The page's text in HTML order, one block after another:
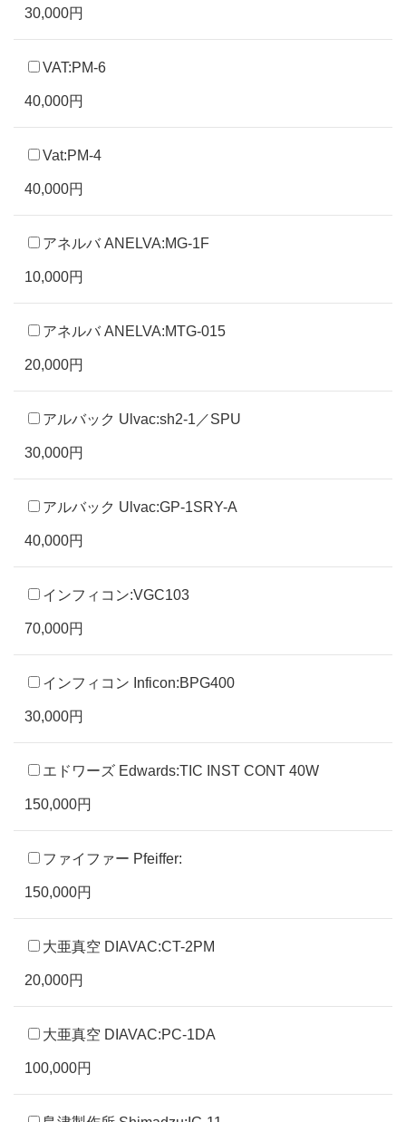
30,000円
VAT:PM-6
40,000円
Vat:PM-4
40,000円
アネルバ ANELVA:MG-1F
10,000円
アネルバ ANELVA:MTG-015
20,000円
アルバック Ulvac:sh2-1／SPU
30,000円
アルバック Ulvac:GP-1SRY-A
40,000円
インフィコン:VGC103
70,000円
インフィコン Inficon:BPG400
30,000円
エドワーズ Edwards:TIC INST CONT 40W
150,000円
ファイファー Pfeiffer:
150,000円
大亜真空 DIAVAC:CT-2PM
20,000円
大亜真空 DIAVAC:PC-1DA
100,000円